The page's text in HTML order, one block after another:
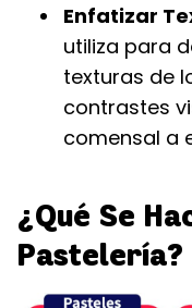
Enfatizar
utiliza para
texturas de
contrastes
comensal a
¿Qué Se
Pastelería?